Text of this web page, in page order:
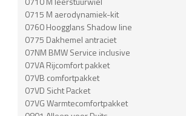
0715 M aerodynamiek-kit
0760 Hoogglans Shadow line
0775 Dakhemel antraciet
07NM BMW Service inclusive
07VA Rijcomfort pakket
07VB comfortpakket
07VD Sicht Packet
07VG Warmtecomfortpakket